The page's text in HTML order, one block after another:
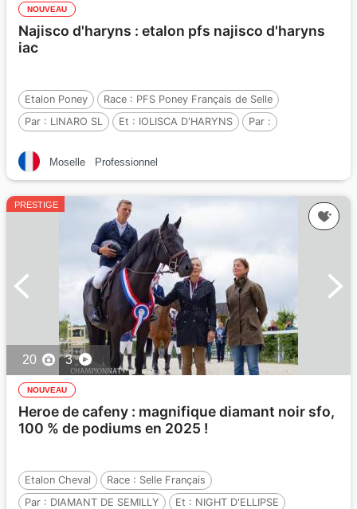
NOUVEAU
Najisco d'haryns : etalon pfs najisco d'haryns
iac
Etalon Poney Race : PFS Poney Français de Selle
Par : LINARO SL Et : IOLISCA D'HARYNS Par :
Moselle Professionnel
PRESTIGE
20 3
NOUVEAU
Heroe de cafeny : magnifique diamant noir sfo,
100 % de podiums en 2025 !
Etalon Cheval Race : Selle Français
Par : DIAMANT DE SEMILLY Et : NIGHT D'ELLIPSE